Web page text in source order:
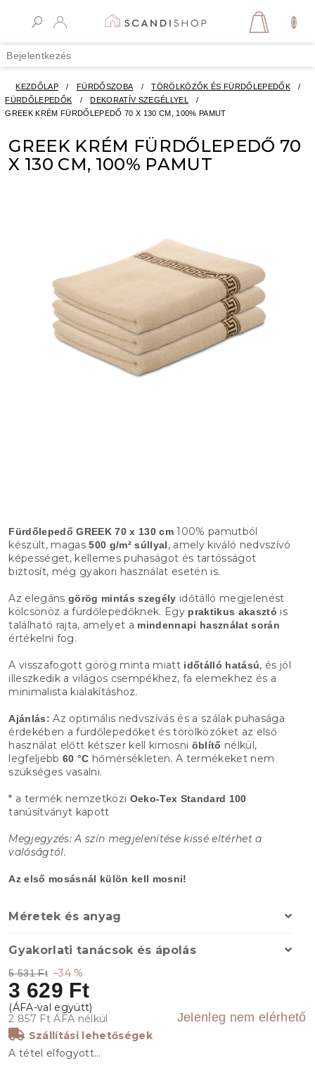
Bejelentkezés
KOSÁR
KEZDŐLAP / FÜRDŐSZOBA / TÖRÖLKÖZŐK ÉS FÜRDŐLEPEDŐK
/
FÜRDŐLEPEDŐK
/ DEKORATÍV SZEGÉLLYEL
/
GREEK KRÉM FÜRDŐLEPEDŐ 70 X 130 CM, 100% PAMUT
GREEK KRÉM FÜRDŐLEPEDŐ 70
X 130 CM, 100% PAMUT
5 531 Ft –34 %
3 629 Ft
2 857 Ft ÁFA nélkül Jelenleg nem elérhető
Szállítási lehetőségek
A tétel elfogyott…
Fürdőlepedő GREEK 70 x 130 cm100% pamutból
készült, magas500 g/m² súllyal, amely kiváló nedvszívó
képességet, kellemes puhaságot és tartósságot
biztosít, még gyakori használat esetén is.
Az elegáns görög mintás szegély időtálló megjelenést
kölcsönöz a fürdőlepedőknek. Egy praktikus akasztó is
található rajta, amelyet a mindennapi használat során
értékelni fog.
A visszafogott görög minta miatt időtálló hatású, és jól
illeszkedik a világos csempékhez, fa elemekhez és a
minimalista kialakításhoz.
Ajánlás: Az optimális nedvszívás és a szálak puhasága
érdekében a fürdőlepedőket és törölközőket az első
használat előtt kétszer kell kimosni öblítő nélkül,
legfeljebb 60 °C hőmérsékleten. A termékeket nem
szükséges vasalni.
* a termék nemzetközi Oeko-Tex Standard 100
tanúsítványt kapott
Megjegyzés: A szín megjelenítése kissé eltérhet a
valóságtól.
Az első mosásnál külön kell mosni!
Méretek és anyag
Gyakorlati tanácsok és ápolás